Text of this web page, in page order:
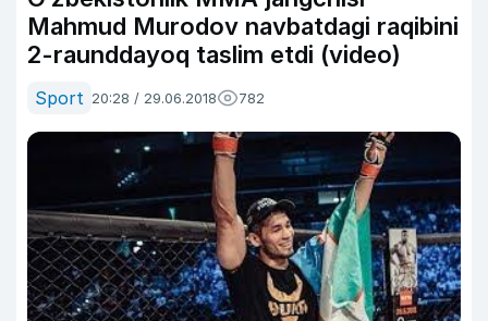
Mahmud Murodov navbatdagi raqibini
2-raunddayoq taslim etdi (video)
Sport 20:28 / 29.06.2018 782